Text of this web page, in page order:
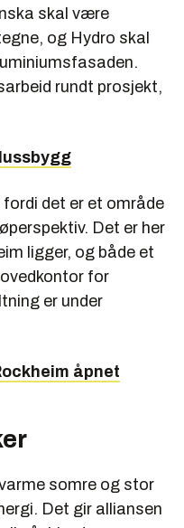
skal være
og Hydro skal
rundt prosjekt,
det er et område
Det er her
ligger, og både et
for
er under
åpnet
somre og stor
Det gir alliansen